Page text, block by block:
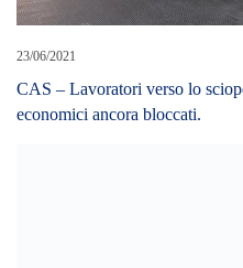
23/06/2021
CAS – Lavoratori verso lo
economici ancora bloccati.